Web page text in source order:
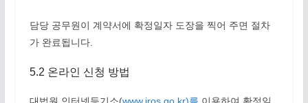
담당 공무원이 계약서에 확정일자 도장을 찍어 주면 절차
가 완료됩니다.
5.2 온라인 신청 방법